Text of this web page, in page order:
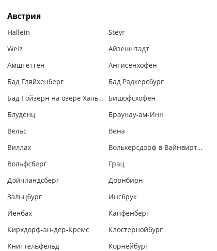
Австрия
Hallein
Steyr
Weiz
Айзенштадт
Амштеттен
Антисенхофен
Бад Гляйхенберг
Бад Радкерсбург
Бад-Гойзерн на озере Хальштатт
Бишофсхофен
Блуденц
Браунау-ам-Инн
Вельс
Вена
Виллах
Волькерсдорф в Вайнвиртеле
Вольфсберг
Грац
Дойчландсберг
Дорнбирн
Зальцбург
Инсбрук
Йенбах
Капфенберг
Кирхдорф-ан-дер-Кремс
Клостернойбург
Книттельфельд
Корнейбург